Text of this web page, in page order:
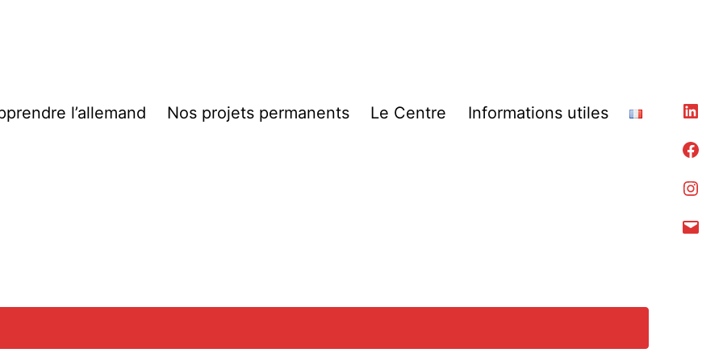
l’allemand Nos projets permanents Le Centre Informations utiles